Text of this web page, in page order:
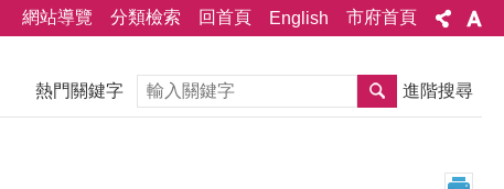
網站導覽 分類檢索 回首頁 English 市府首頁
熱門關鍵字 搜尋 進階搜尋